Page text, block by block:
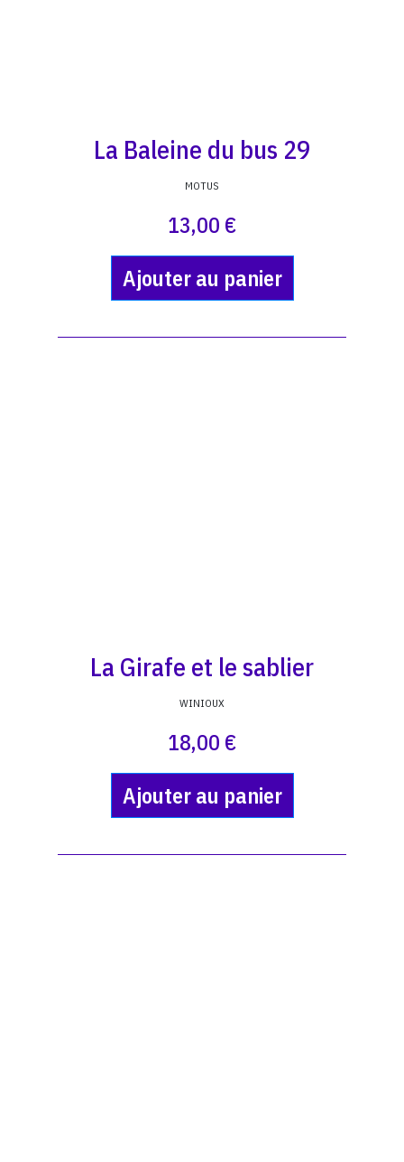
La Baleine du bus 29
MOTUS
13,00 €
Ajouter au panier
La Girafe et le sablier
WINIOUX
18,00 €
Ajouter au panier